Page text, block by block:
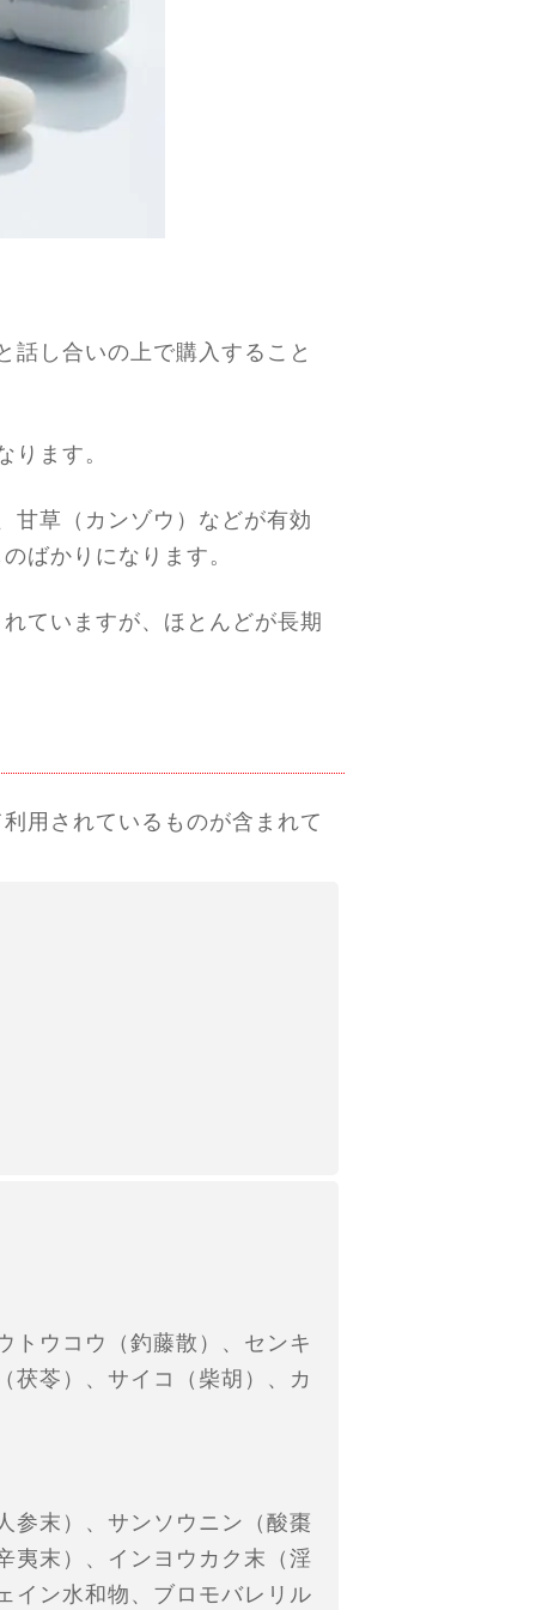
話し合いの上で購入すること
ります。
甘草（カンゾウ）などが有効
ばかりになります。
ていますが、ほとんどが長期
用されているものが含まれて
ウコウ（釣藤散）、センキ
茯苓）、サイコ（柴胡）、カ
参末）、サンソウニン（酸棗
夷末）、インヨウカク末（淫
イン水和物、ブロモバレリル